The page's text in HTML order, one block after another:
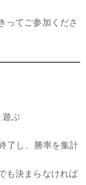
ってご参加くださ
遊ぶ
了し、勝率を集計
も決まらなければ